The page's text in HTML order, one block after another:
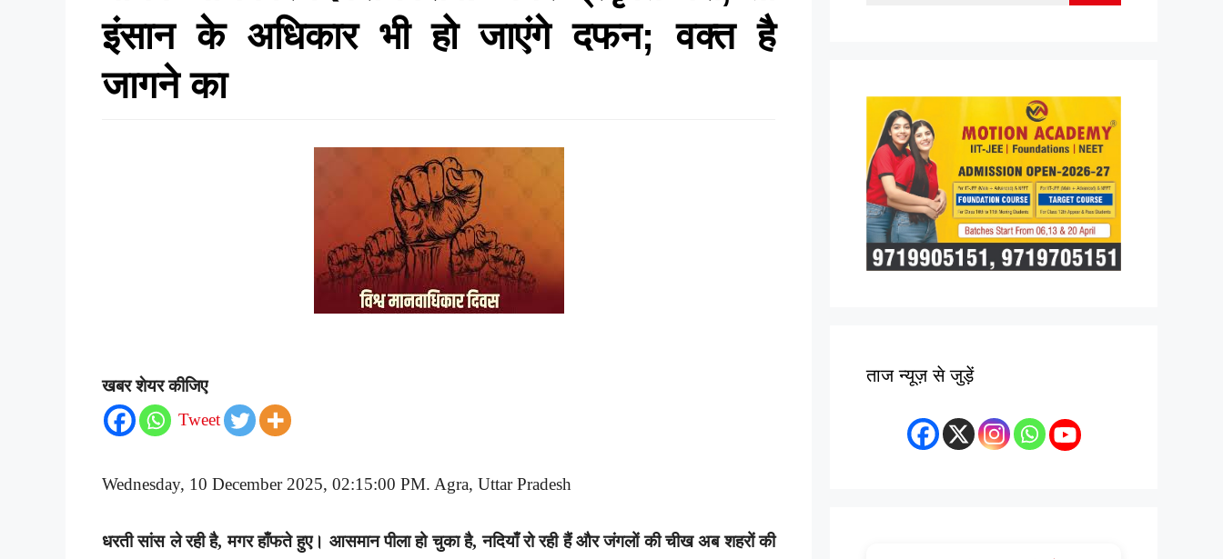
इंसान के अधिकार भी हो जाएंगे दफन; वक्त है
जागने का
खबर शेयर कीजिए
Tweet
Wednesday, 10 December 2025, 02:15:00 PM. Agra, Uttar Pradesh
धरती सांस ले रही है, मगर हाँफते हुए। आसमान पीला हो चुका है, नदियाँ रो रही हैं और जंगलों की चीख अब शहरों की
ताज न्यूज़ से जुड़ें